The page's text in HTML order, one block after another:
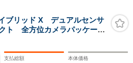
ブリッド X デュアルセンサ
ト 全方位カメラパッケー
ッドライト オートハイビ
車線逸脱抑制 届出済み仕
支払総額 本体価格